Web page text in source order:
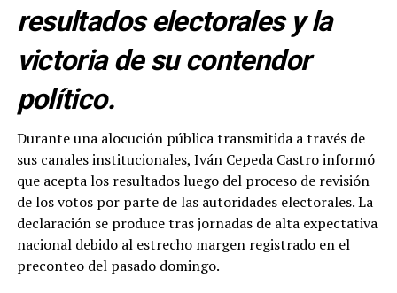
resultados electorales y la
victoria de su contendor
político.
Durante una alocución pública transmitida a través de
sus canales institucionales, Iván Cepeda Castro informó
que acepta los resultados luego del proceso de revisión
de los votos por parte de las autoridades electorales. La
declaración se produce tras jornadas de alta expectativa
nacional debido al estrecho margen registrado en el
preconteo del pasado domingo.